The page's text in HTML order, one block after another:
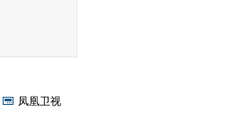
凤凰卫视